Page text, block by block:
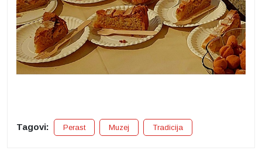
Tagovi: Perast Muzej Tradicija